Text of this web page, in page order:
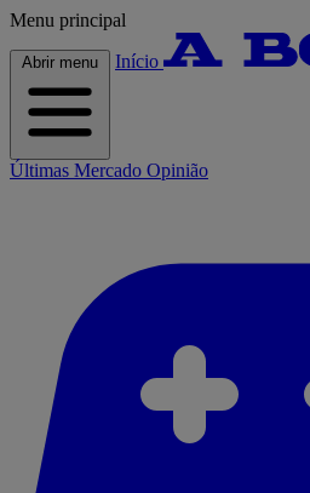
Menu principal
Abrir menu Início
Últimas Mercado Opinião